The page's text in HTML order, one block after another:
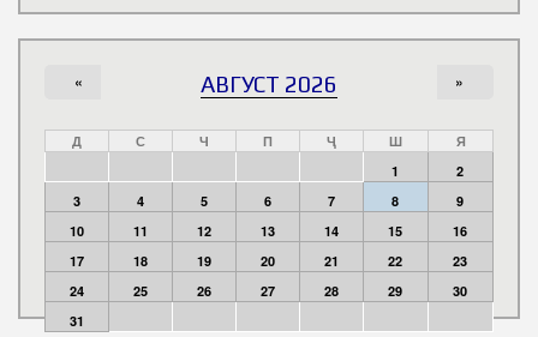
АВГУСТ 2026
« »
Д С Ч П Ҷ Ш
Я
1
2
3
4 5 6 7 8
9
10
11 12 13 14 15
16
17
18 19 20 21 22
23
24
25 26 27 28 29
30
31